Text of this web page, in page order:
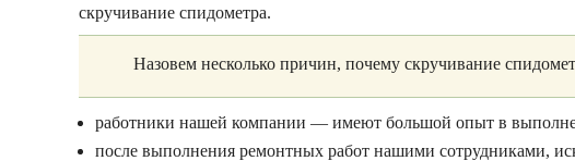
скручивание спидометра.
Назовем несколько причин, почему скручивание
работники нашей компании — имеют большой опыт в
после выполнения ремонтных работ нашими сотрудниками,